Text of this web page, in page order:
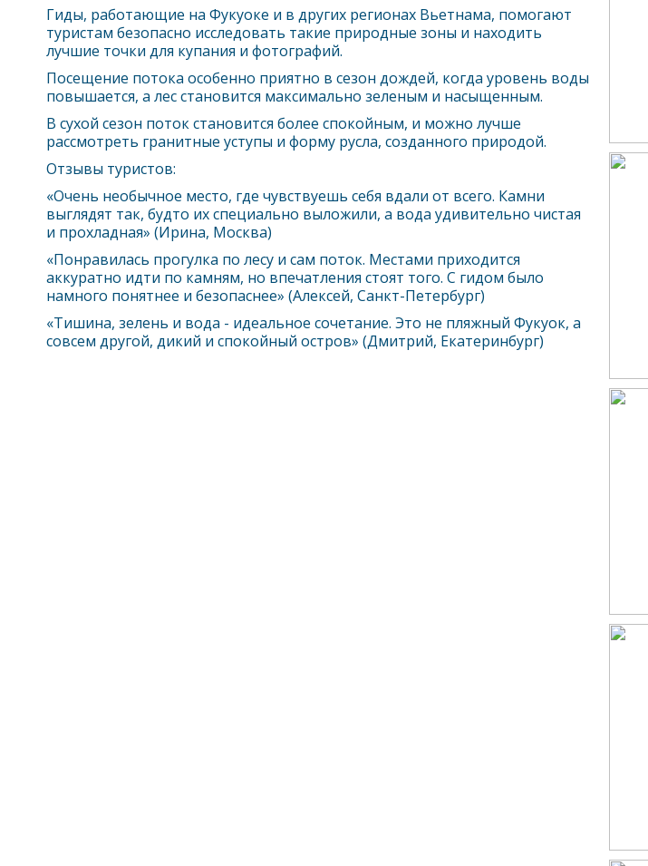
Гиды, работающие на Фукуоке и в других регионах Вьетнама, помогают
туристам безопасно исследовать такие природные зоны и находить
лучшие точки для купания и фотографий.
Посещение потока особенно приятно в сезон дождей, когда уровень воды
повышается, а лес становится максимально зеленым и насыщенным.
В сухой сезон поток становится более спокойным, и можно лучше
рассмотреть гранитные уступы и форму русла, созданного природой.
Отзывы туристов:
«Очень необычное место, где чувствуешь себя вдали от всего. Камни
выглядят так, будто их специально выложили, а вода удивительно чистая
и прохладная» (Ирина, Москва)
«Понравилась прогулка по лесу и сам поток. Местами приходится
аккуратно идти по камням, но впечатления стоят того. С гидом было
намного понятнее и безопаснее» (Алексей, Санкт-Петербург)
«Тишина, зелень и вода - идеальное сочетание. Это не пляжный Фукуок, а
совсем другой, дикий и спокойный остров» (Дмитрий, Екатеринбург)